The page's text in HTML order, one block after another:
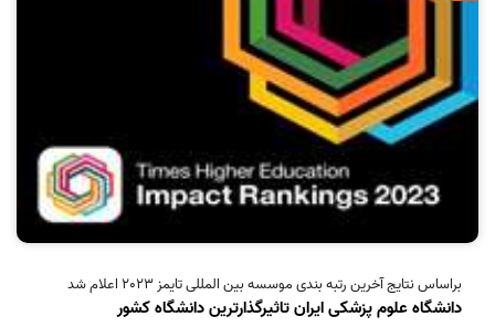
براساس نتایج آخرین رتبه بندی موسسه بین المللی تایمز 2023 اعلام شد
دانشگاه علوم پزشکی ایران تاثیرگذارترین دانشگاه کشور